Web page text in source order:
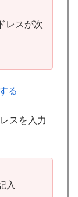
レスが次
る
スを入力
入